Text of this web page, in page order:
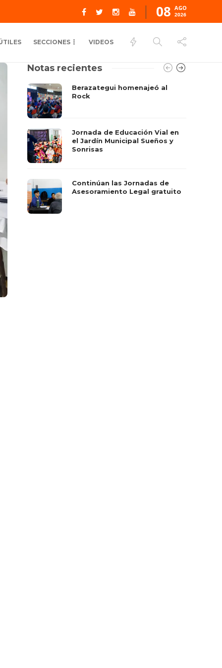
08 AGO
2026
SECCIONES VIDEOS
Notas recientes
Berazategui homenajeó al
Rock
Jornada de Educación Vial en
el Jardín Municipal Sueños y
Sonrisas
Continúan las Jornadas de
Asesoramiento Legal gratuito